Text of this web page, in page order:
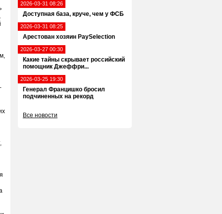
2026-03-31 08:26
Доступная база, круче, чем у ФСБ
2026-03-31 08:25
Арестован хозяин PaySelection
2026-03-27 00:30
Какие тайны скрывает российский
помощник Джеффри...
2026-03-25 19:30
Генерал Францишко бросил
подчиненных на рекорд
Все новости